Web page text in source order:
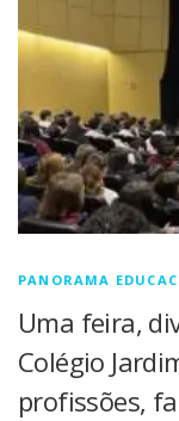
PANORAMA
Uma feira,
Colégio
profissões,